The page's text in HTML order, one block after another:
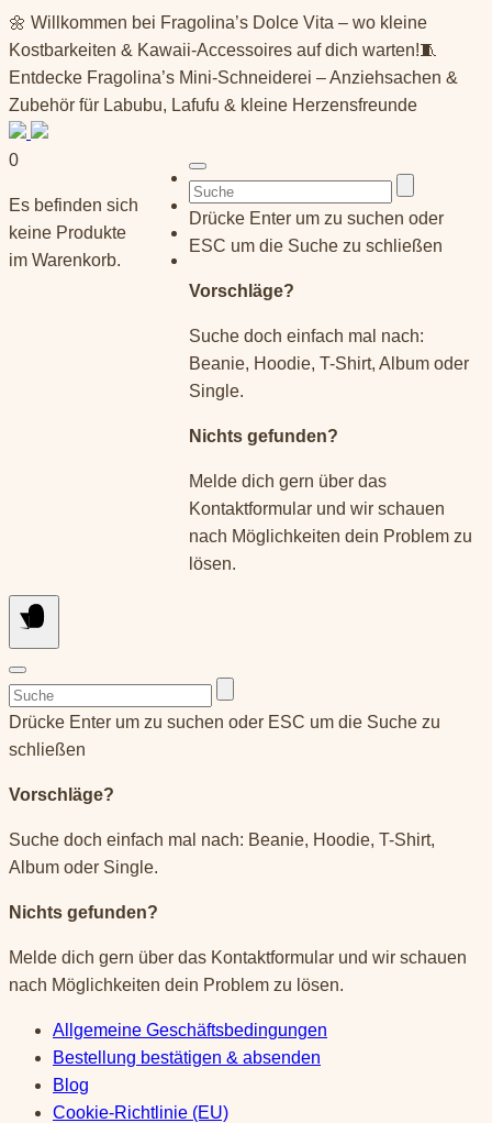
Springe
zum
Inhalt
🌼 Willkommen bei Fragolina’s Dolce Vita – wo kleine
Kostbarkeiten & Kawaii-Accessoires auf dich warten!🧵
Entdecke Fragolina’s Mini-Schneiderei – Anziehsachen &
Zubehör für Labubu, Lafufu & kleine Herzensfreunde
0
Es befinden sich
keine Produkte
im Warenkorb.
Suchen
nach:
Drücke Enter um zu suchen oder
ESC um die Suche zu schließen
Vorschläge?
Suche doch einfach mal nach:
Beanie, Hoodie, T-Shirt, Album oder
Single.
Nichts gefunden?
Melde dich gern über das
Kontaktformular und wir schauen
nach Möglichkeiten dein Problem zu
lösen.
Suchen
nach:
Drücke Enter um zu suchen oder ESC um die Suche zu
schließen
Vorschläge?
Suche doch einfach mal nach: Beanie, Hoodie, T-Shirt,
Album oder Single.
Nichts gefunden?
Melde dich gern über das Kontaktformular und wir schauen
nach Möglichkeiten dein Problem zu lösen.
Allgemeine Geschäftsbedingungen
Bestellung bestätigen & absenden
Blog
Cookie-Richtlinie (EU)